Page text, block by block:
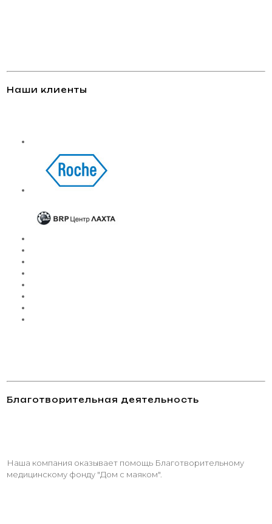
Наши клиенты
Благотворительная деятельность
Наша компания оказывает помощь Благотворительному
медицинскому фонду "Дом с маяком".